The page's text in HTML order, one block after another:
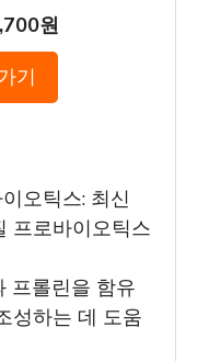
원
기
오틱스: 최신
프로바이오틱스
프롤린을 함유
성하는 데 도움